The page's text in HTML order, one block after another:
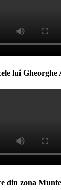
lui Gheorghe
din zona